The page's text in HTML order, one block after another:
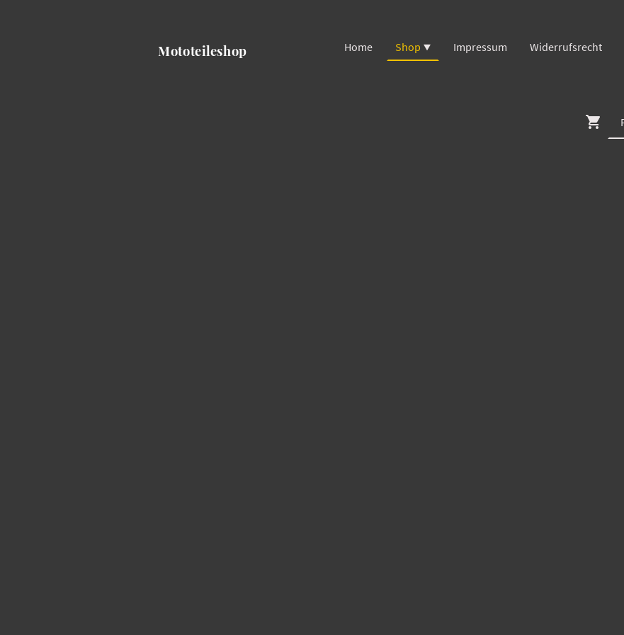
Mototeileshop Home Shop Impressum Widerrufsrecht